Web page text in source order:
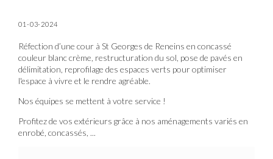
01-03-2024
Réfection d’une cour à St Georges de Reneins en concassé
couleur blanc crème, restructuration du sol, pose de pavés en
délimitation, reprofilage des espaces verts pour optimiser
l'espace à vivre et le rendre agréable.
Nos équipes se mettent à votre service !
Profitez de vos extérieurs grâce à nos aménagements variés en
enrobé, concassés, ...